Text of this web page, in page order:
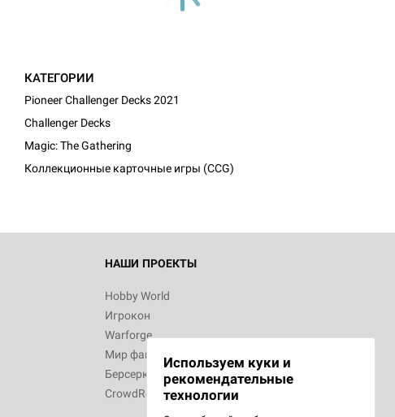
КАТЕГОРИИ
Pioneer Challenger Decks 2021
Challenger Decks
Magic: The Gathering
Коллекционные карточные игры (CCG)
НАШИ ПРОЕКТЫ
Hobby World
Игрокон
Warforge
Мир фантастики
Берсерк
CrowdRepublic
Используем куки и
рекомендательные
технологии